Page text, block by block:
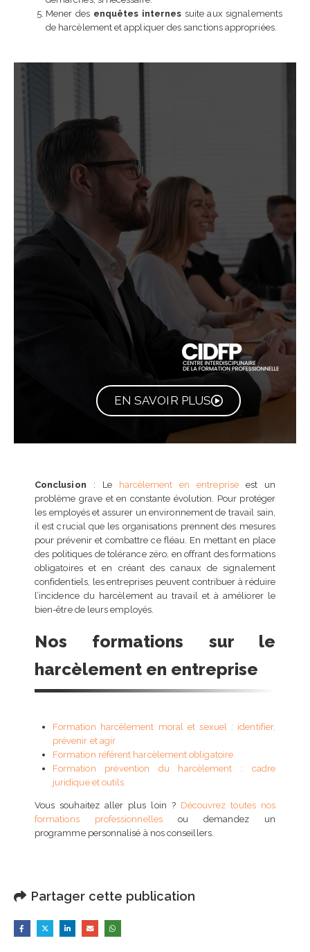
Mener des enquêtes internes suite aux signalements
de harcèlement et appliquer des sanctions appropriées.
EN SAVOIR PLUS
Conclusion : Le harcèlement en entrepriseest un
problème grave et en constante évolution. Pour protéger
les employés et assurer un environnement de travail sain,
il est crucial que les organisations prennent des mesures
pour prévenir et combattre ce fléau. En mettant en place
des politiques de tolérance zéro, en offrant des formations
obligatoires et en créant des canaux de signalement
confidentiels, les entreprises peuvent contribuer à réduire
l’incidence du harcèlement au travail et à améliorer le
bien-être de leurs employés.
Nos formations sur le
harcèlement en entreprise
Formation harcèlement moral et sexuel : identifier,
prévenir et agir
Formation référent harcèlement obligatoire
Formation prévention du harcèlement : cadre
juridique et outils
Vous souhaitez aller plus loin ? Découvrez toutes nos
formations professionnellesou demandez un
programme personnalisé à nos conseillers.
Partager cette publication